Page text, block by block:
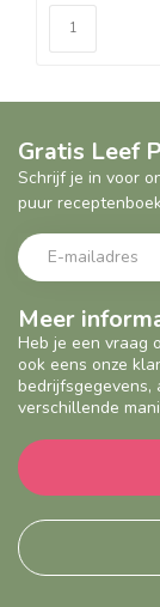
Meer
Heb je een vraag
ook eens onze
verschillende
Gratis Leef
Schrijf je in voor
puur